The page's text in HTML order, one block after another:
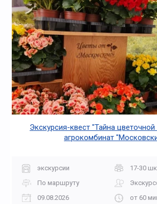
Экскурсия-квест "Тайна
агрокомбинат
экскурсии
17-30
По маршруту
09.08.2026
от 60